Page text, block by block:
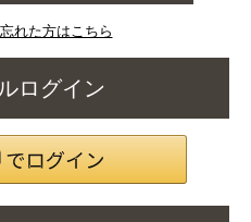
れた方はこちら
ログイン